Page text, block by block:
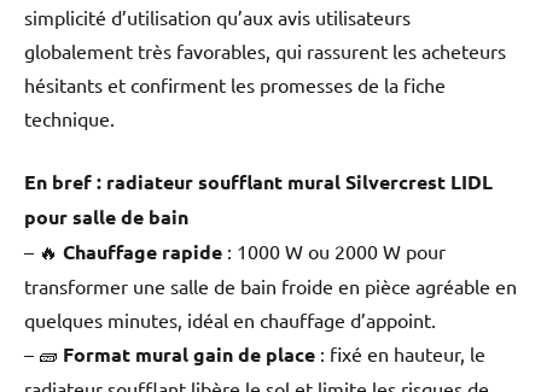
simplicité d’utilisation qu’aux avis utilisateurs
globalement très favorables, qui rassurent les acheteurs
hésitants et confirment les promesses de la fiche
technique.
En bref : radiateur soufflant mural Silvercrest LIDL
pour salle de bain
– 🔥 Chauffage rapide : 1000 W ou 2000 W pour
transformer une salle de bain froide en pièce agréable en
quelques minutes, idéal en chauffage d’appoint.
– 🧱 Format mural gain de place : fixé en hauteur, le